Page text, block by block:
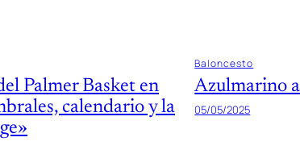
Palmer Basket en
calendario y la
Baloncesto
Azulmarino
05/05/2025